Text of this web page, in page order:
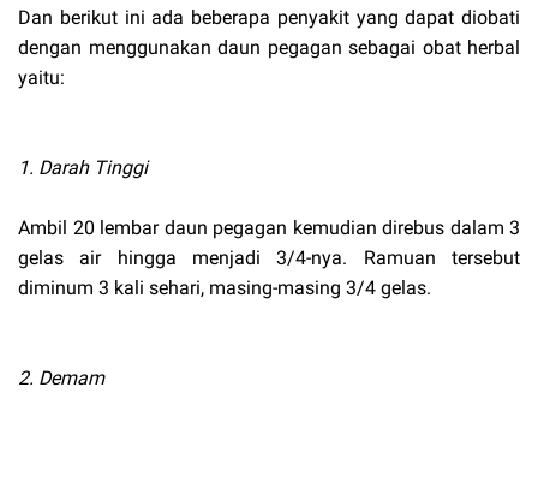
Dan berikut ini ada beberapa penyakit yang dapat diobati
dengan menggunakan daun pegagan sebagai obat herbal
yaitu:
1. Darah Tinggi
Ambil 20 lembar daun pegagan kemudian direbus dalam 3
gelas air hingga menjadi 3/4-nya. Ramuan tersebut
diminum 3 kali sehari, masing-masing 3/4 gelas.
2. Demam